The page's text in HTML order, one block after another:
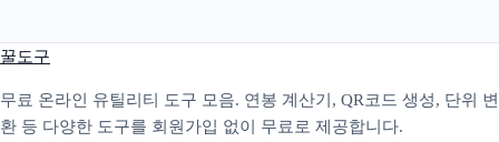
꿀도구
무료 온라인 유틸리티 도구 모음. 연봉 계산기, QR코드 생성, 단위 변
환 등 다양한 도구를 회원가입 없이 무료로 제공합니다.